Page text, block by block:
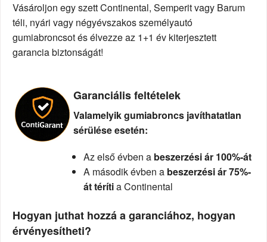
Vásároljon egy szett Continental, Semperit vagy Barum
téli, nyári vagy négyévszakos személyautó
gumiabroncsot és élvezze az 1+1 év kiterjesztett
garancia biztonságát!
Garanciális feltételek
Valamelyik gumiabroncs javíthatatlan
sérülése esetén:
Az első évben a beszerzési ár 100%-át
A második évben a beszerzési ár 75%-
át térítia Continental
Hogyan juthat hozzá a garanciához, hogyan
érvényesítheti?